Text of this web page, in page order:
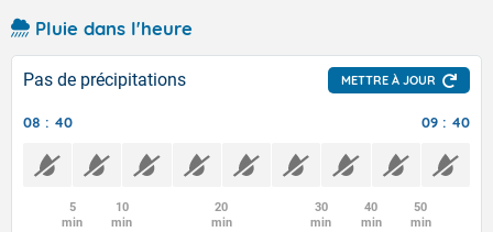
Pluie dans l'heure
Pas de précipitations METTRE À JOUR
08 : 40 09 : 40
5
min
10
min
20
min
30
min
40
min
50
min